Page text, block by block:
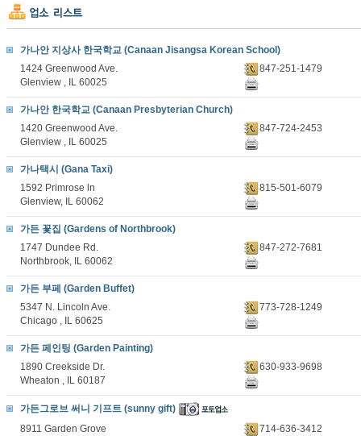
가나안 지상사 한국학교 (Canaan Jisangsa Korean School)
1424 Greenwood Ave.
Glenview , IL 60025
847-251-1479
가나안 한국학교 (Canaan Presbyterian Church)
1420 Greenwood Ave.
Glenview , IL 60025
847-724-2453
가나택시 (Gana Taxi)
1592 Primrose ln
Glenview, IL 60062
815-501-6079
가든 꽃집 (Gardens of Northbrook)
1747 Dundee Rd.
Northbrook, IL 60062
847-272-7681
가든 부페 (Garden Buffet)
5347 N. Lincoln Ave.
Chicago , IL 60625
773-728-1249
가든 페인팅 (Garden Painting)
1890 Creekside Dr.
Wheaton , IL 60187
630-933-9698
가든그로브 써니 기프트 (sunny gift)
8911 Garden Grove
714-636-3412